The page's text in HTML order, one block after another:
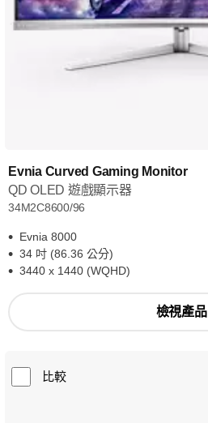
Evnia Curved Gaming Monitor
QD OLED 遊戲顯示器
34M2C8600/96
Evnia 8000
34 吋 (86.36 公分)
3440 x 1440 (WQHD)
檢視產品
比較